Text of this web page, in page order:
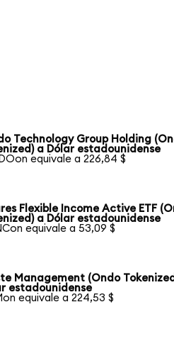
Technology Group Holding
a Dólar estadounidense
equivale a 226,84 $
Flexible Income Active ETF
a Dólar estadounidense
equivale a 53,09 $
Management (Ondo
estadounidense
equivale a 224,53 $